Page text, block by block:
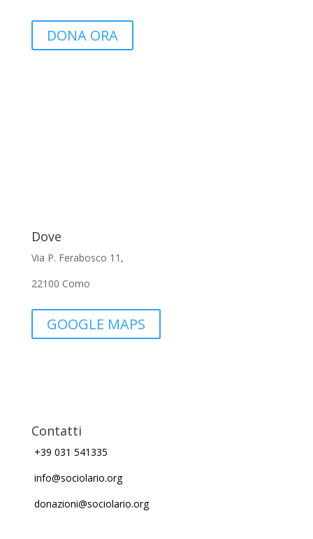
DONA ORA
Dove
Via P. Ferabosco 11,
22100 Como
GOOGLE MAPS
Contatti
+39 031 541335
info@sociolario.org
donazioni@sociolario.org